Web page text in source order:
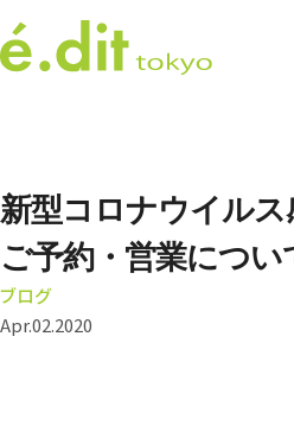
新型コロナウイルス
ご予約・営業につい
ブログ
Apr.02.2020